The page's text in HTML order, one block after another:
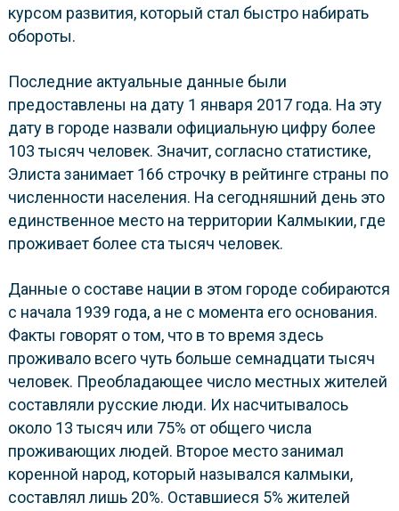
курсом развития, который стал быстро набирать
обороты.
Последние актуальные данные были
предоставлены на дату 1 января 2017 года. На эту
дату в городе назвали официальную цифру более
103 тысяч человек. Значит, согласно статистике,
Элиста занимает 166 строчку в рейтинге страны по
численности населения. На сегодняшний день это
единственное место на территории Калмыкии, где
проживает более ста тысяч человек.
Данные о составе нации в этом городе собираются
с начала 1939 года, а не с момента его основания.
Факты говорят о том, что в то время здесь
проживало всего чуть больше семнадцати тысяч
человек. Преобладающее число местных жителей
составляли русские люди. Их насчитывалось
около 13 тысяч или 75% от общего числа
проживающих людей. Второе место занимал
коренной народ, который назывался калмыки,
составлял лишь 20%. Оставшиеся 5% жителей